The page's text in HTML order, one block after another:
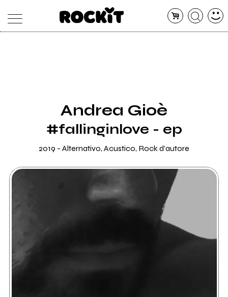
RADIO
Andrea Gioè
#fallinginlove - ep
2019 - Alternativo, Acustico, Rock d'autore